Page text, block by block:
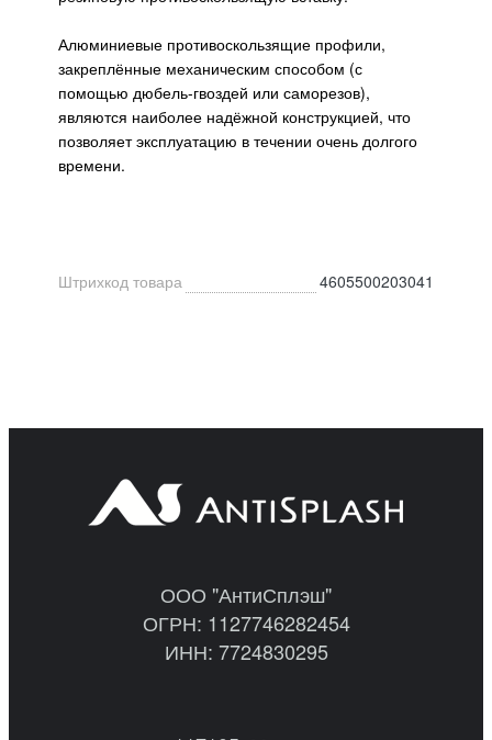
Алюминиевые противоскользящие профили,
закреплённые механическим способом (с
помощью дюбель-гвоздей или саморезов),
являются наиболее надёжной конструкцией, что
позволяет эксплуатацию в течении очень долгого
времени.
Штрихкод товара 4605500203041
ООО "АнтиСплэш"
ОГРН: 1127746282454
ИНН: 7724830295